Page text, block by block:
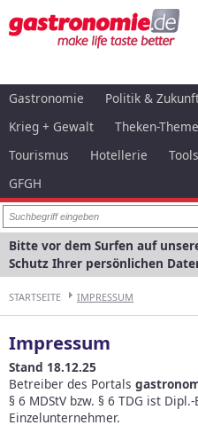
Gastronomie Politik &
Krieg + Gewalt
Theken-
Tourismus
Hotellerie Tools
GFGH
Bitte vor dem Surfen auf
Schutz Ihrer persönlichen
STARTSEITE IMPRESSUM
Impressum
Stand 18.12.25
Betreiber des Portals
§ 6 MDStV bzw. § 6 TDG ist
Einzelunternehmer.